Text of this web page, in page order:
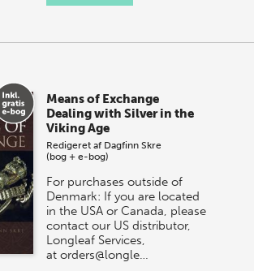
Means of Exchange
Dealing with Silver in the
Viking Age
Redigeret af Dagfinn Skre
(bog + e-bog)
For purchases outside of
Denmark: If you are located
in the USA or Canada, please
contact our US distributor,
Longleaf Services,
at orders@longle…